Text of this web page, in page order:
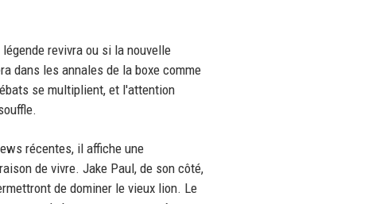
revivra ou si la nouvelle
dans les annales de la boxe comme
se multiplient, et l'attention
récentes, il affiche une
de vivre. Jake Paul, de son côté,
de dominer le vieux lion. Le